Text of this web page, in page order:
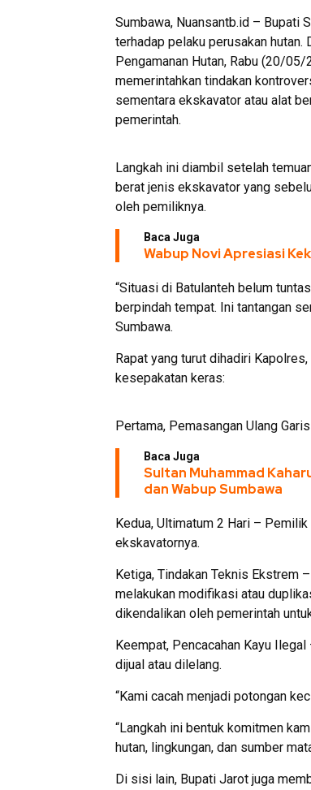
Sumbawa, Nuansantb.id – Bupati
terhadap pelaku perusakan hutan.
Pengamanan Hutan, Rabu (20/
memerintahkan tindakan
sementara ekskavator atau alat
pemerintah.
Langkah ini diambil setelah
berat jenis ekskavator yang
oleh pemiliknya.
Baca Juga
Wabup Novi Apresiasi
“Situasi di Batulanteh belum
berpindah tempat. Ini tantangan
Sumbawa.
Rapat yang turut dihadiri
kesepakatan keras:
Pertama, Pemasangan Ulang
Baca Juga
Sultan Muhammad
dan Wabup Sumbawa
Kedua, Ultimatum 2 Hari –
ekskavatornya.
Ketiga, Tindakan Teknis Ekstrem
melakukan modifikasi atau
dikendalikan oleh pemerintah
Keempat, Pencacahan Kayu
dijual atau dilelang.
“Kami cacah menjadi potongan
“Langkah ini bentuk komitmen
hutan, lingkungan, dan sumber
Di sisi lain, Bupati Jarot juga